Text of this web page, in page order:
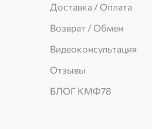
Доставка / Оплата
Возврат / Обмен
Видеоконсультация
Отзывы
БЛОГ КМФ78